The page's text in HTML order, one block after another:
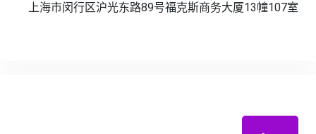
上海市闵行区沪光东路89号福克斯商务大厦13幢107室